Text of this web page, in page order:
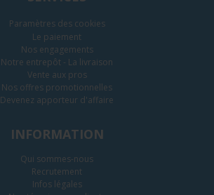
Paramètres des cookies
Le paiement
Nos engagements
Notre entrepôt - La livraison
Vente aux pros
Nos offres promotionnelles
Devenez apporteur d'affaire
INFORMATION
Qui sommes-nous
Recrutement
Infos légales